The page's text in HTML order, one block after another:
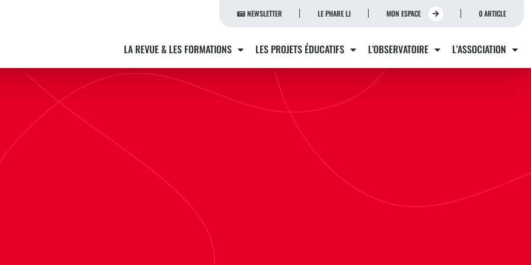
NEWSLETTER LE PHARE LJ MON ESPACE 0 ARTICLE
LA REVUE & LES FORMATIONS LES PROJETS ÉDUCATIFS L’OBSERVATOIRE L’ASSOCIATION